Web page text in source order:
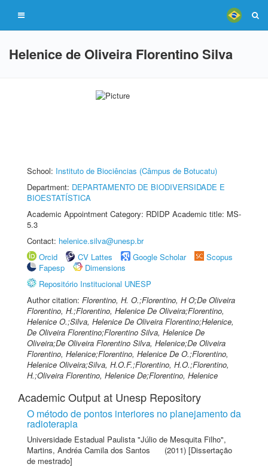
Helenice de Oliveira Florentino Silva
School: Instituto de Biociências (Câmpus de Botucatu)
Department: DEPARTAMENTO DE BIODIVERSIDADE E
BIOESTATÍSTICA
Academic Appointment Category: RDIDP Academic title: MS-
5.3
Contact: helenice.silva@unesp.br
Orcid
CV Lattes Google Scholar
Scopus
Fapesp
Dimensions
Repositório Institucional UNESP
Author citation: Florentino, H. O.;Florentino, H O;De Oliveira
Florentino, H.;Florentino, Helenice De Oliveira;Florentino,
Helenice O.;Silva, Helenice De Oliveira Florentino;Helenice,
De Oliveira Florentino;Florentino Silva, Helenice De
Oliveira;De Oliveira Florentino Silva, Helenice;De Oliveira
Florentino, Helenice;Florentino, Helenice De O.;Florentino,
Helenice Oliveira;Silva, H.O.F.;Florentino, H.O.;Florentino,
H.;Oliveira Florentino, Helenice De;Florentino, Helenice
Academic Output at Unesp Repository
O método de pontos interiores no planejamento da
radioterapia
Universidade Estadual Paulista "Júlio de Mesquita Filho",
Martins, Andréa Camila dos Santos
(2011) [Dissertação
de mestrado]